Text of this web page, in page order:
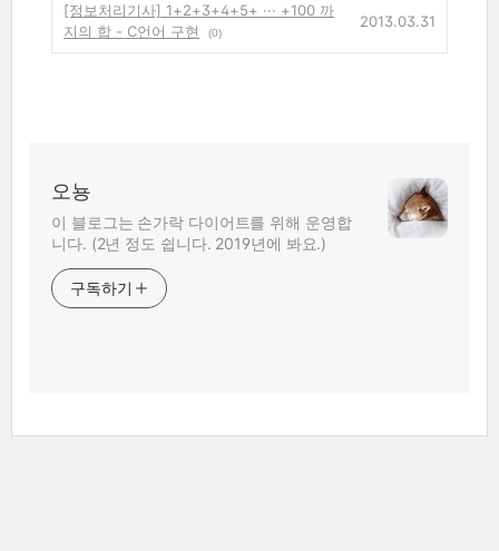
[정보처리기사] 1+2+3+4+5+ ··· +100 까
지의 합 - C언어 구현
(0)
2013.03.31
오뇽
이 블로그는 손가락 다이어트를 위해 운영합
니다. (2년 정도 쉽니다. 2019년에 봐요.)
구독하기